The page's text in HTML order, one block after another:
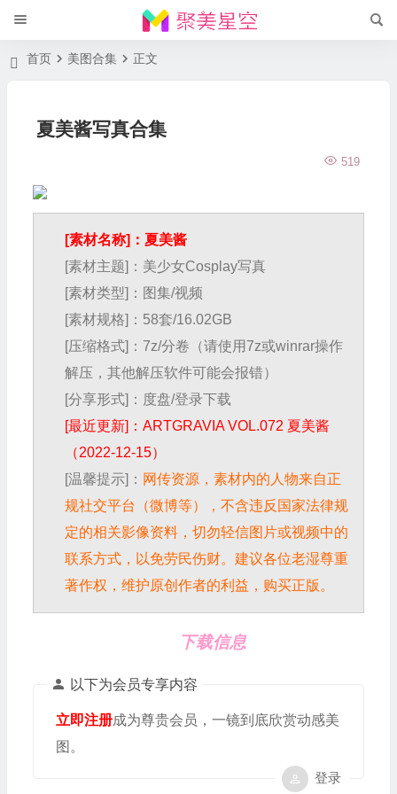
首页 美图合集 正文
夏美酱写真合集
519
[素材名称]：夏美酱
[素材主题]：美少女Cosplay写真
[素材类型]：图集/视频
[素材规格]：58套/16.02GB
[压缩格式]：7z/分卷（请使用7z或winrar操作
解压，其他解压软件可能会报错）
[分享形式]：度盘/登录下载
[最近更新]：ARTGRAVIA VOL.072 夏美酱
（2022-12-15）
[温馨提示]： 网传资源，素材内的人物来自正
规社交平台（微博等），不含违反国家法律规
定的相关影像资料，切勿轻信图片或视频中的
联系方式，以免劳民伤财。建议各位老湿尊重
著作权，维护原创作者的利益，购买正版。
下载信息
以下为会员专享内容
立即注册成为尊贵会员，一镜到底欣赏动感美
图。
登录